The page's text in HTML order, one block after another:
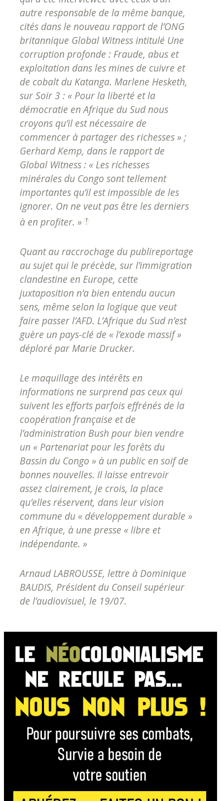
autre responsable de la même banque,
cités dans le nouveau rapport de l’ONG
britannique Global Witness intitulé Une
corruption profonde : Fraude, abus et
exploitation dans les mines de cuivre et
de cobalt du Katanga. Marlene Hesketh,
sur Soir 3 : « Pour la liberté et la
démocratie en Afrique du Sud nous
croyons qu’il est nécessaire de
commencer à partager des richesses » ;
Gerhard Kemp, dans le rapport de
Global Witness : « Les richesses
minérales du Congo sont tellement
importantes qu’il est impossible de les
ignorer. On ne veut pas être les derniers
à en profiter. » [1]
Quant au raccrochage du publireportage
au sujet qui le précède, sur l’immigration
clandestine en Europe, cette
juxtaposition n’a bien entendu aucun
sens, même selon la logique que veut
faire passer l’AFD. L’Afrique du Sud n’est
guère un pays-clé de « l’exode massif »
déploré par Marie Drucker.
Le maquillage des intérêts en
informations ne surprend pas ceux qui
suivent les efforts parfois effrénés de la
coopération française et de
l’administration Bush pour bien vendre
un « Partenariat pour les forêts du
Bassin du Congo » à un public en soif de
bonnes nouvelles. Il laisse entrevoir
assez clairement, je crois, la place
qu’elles réservent, dans leur vision
commune du « développement durable »
en Afrique, à une presse « libre et
indépendante. »
Arnaud LABROUSSE, lettre à Dominique
BAUDIS, Président du Conseil supérieur
de l’audiovisuel, le 19/07.